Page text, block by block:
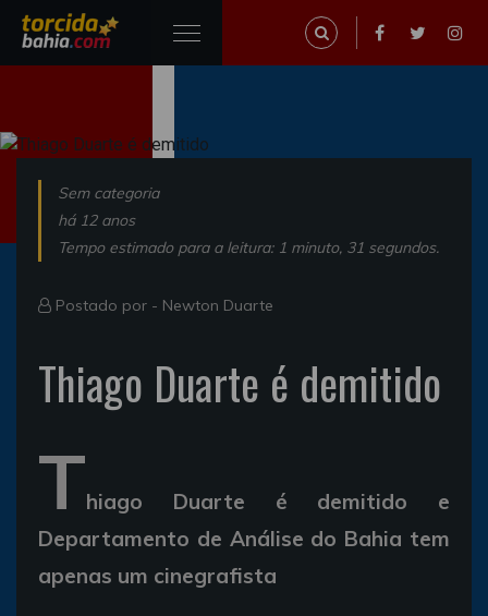
Sem categoria
há 12 anos
Tempo estimado para a leitura: 1 minuto, 31 segundos.
Postado por - Newton Duarte
Thiago Duarte é demitido
Thiago Duarte é demitido e
Departamento de Análise do Bahia tem
apenas um cinegrafista